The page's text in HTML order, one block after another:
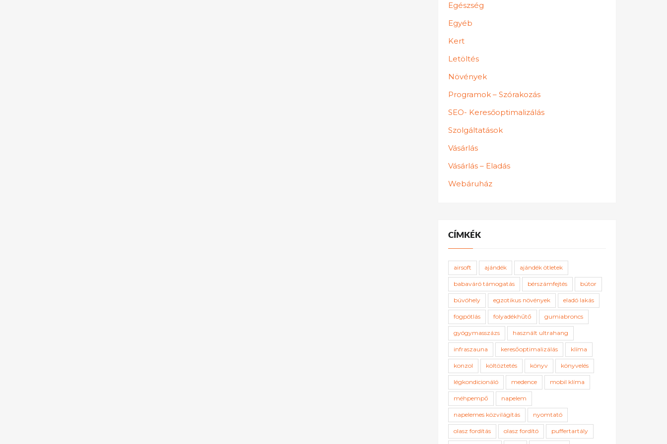
Egészség
Egyéb
Kert
Letöltés
Növények
Programok – Szórakozás
SEO- Keresőoptimalizálás
Szolgáltatások
Vásárlás
Vásárlás – Eladás
Webáruház
CÍMKÉK
airsoft ajándék ajándék ötletek
babaváró támogatás bérszámfejtés bútor
búvóhely egzotikus növények eladó lakás
fogpótlás folyadékhűtő gumiabroncs
gyógymasszázs használt ultrahang
infraszauna keresőoptimalizálás klíma
konzol költöztetés könyv könyvelés
légkondicionáló medence mobil klíma
méhpempő napelem
napelemes közvilágítás nyomtató
olasz fordítás olasz fordító puffertartály